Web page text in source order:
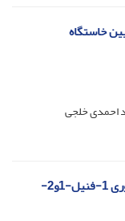
خاستگاه
احمدی خلجی
بررسی برهم‌کنش‌های بین مولکولی در ساختار بلوری 1-فنیل-1و2-